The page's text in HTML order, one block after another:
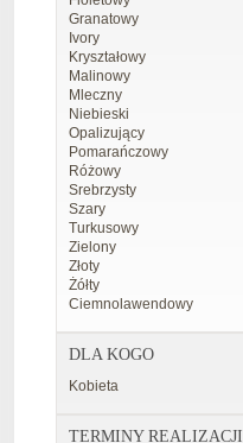
Granatowy
Ivory
Kryształowy
Malinowy
Mleczny
Niebieski
Opalizujący
Pomarańczowy
Różowy
Srebrzysty
Szary
Turkusowy
Zielony
Złoty
Żółty
Ciemnolawendowy
DLA KOGO
Kobieta
TERMINY REALIZACJI